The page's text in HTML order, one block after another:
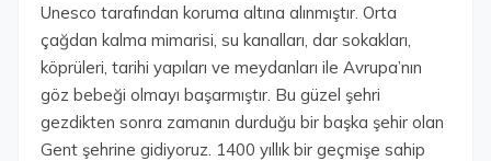
Unesco tarafından koruma altına alınmıştır. Orta
çağdan kalma mimarisi, su kanalları, dar sokakları,
köprüleri, tarihi yapıları ve meydanları ile Avrupa’nın
göz bebeği olmayı başarmıştır. Bu güzel şehri
gezdikten sonra zamanın durduğu bir başka şehir olan
Gent şehrine gidiyoruz. 1400 yıllık bir geçmişe sahip